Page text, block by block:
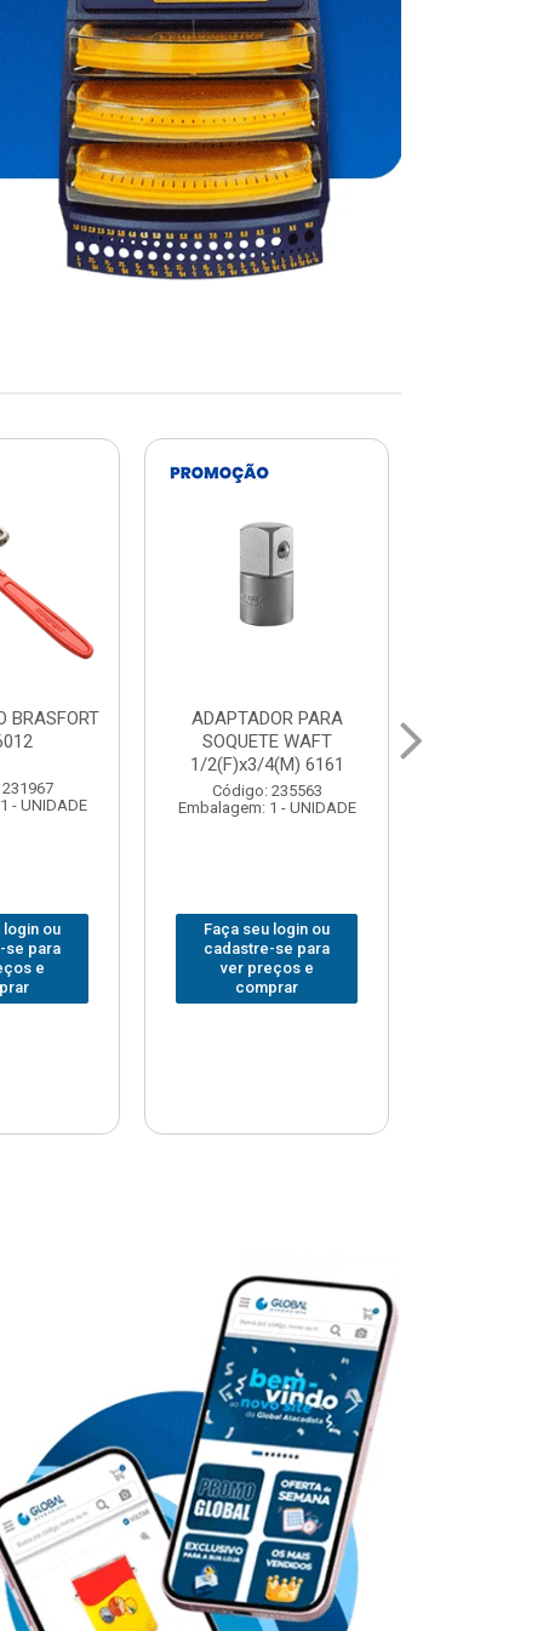
PARA
WAFT
- UNIDADE
login ou
se para
e
ABAJOUR LED
BRASFORT COB MESA
7844
Código: 310379
Embalagem: 1 - UNIDADE
Faça seu login ou
cadastre-se para
ver preços e
comprar